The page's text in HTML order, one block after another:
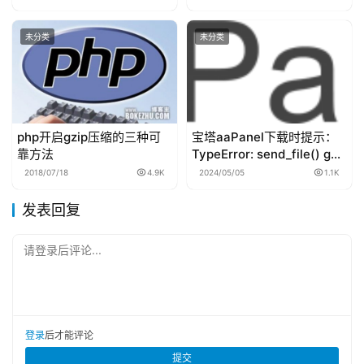
未分类
php开启gzip压缩的三种可
靠方法
2018/07/18 4.9K
未分类
宝塔aaPanel下载时提示：
TypeError: send_file() got
an unexpected keyword
2024/05/05 1.1K
发表回复
请登录后评论...
登录后才能评论
提交